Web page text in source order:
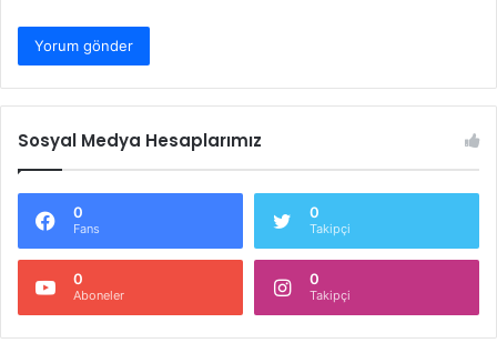
Sosyal Medya Hesaplarımız
0
Fans
0
Takipçi
0
Aboneler
0
Takipçi